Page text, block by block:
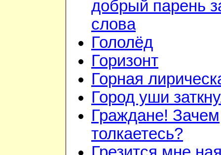
добрый парень
слова
Гололёд
Горизонт
Горная
Город уши
Граждане! Зачем
толкаетесь?